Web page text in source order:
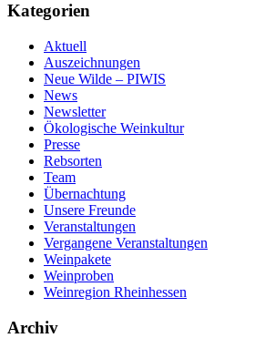
Kategorien
Aktuell
Auszeichnungen
Neue Wilde – PIWIS
News
Newsletter
Ökologische Weinkultur
Presse
Rebsorten
Team
Übernachtung
Unsere Freunde
Veranstaltungen
Vergangene Veranstaltungen
Weinpakete
Weinproben
Weinregion Rheinhessen
Archiv